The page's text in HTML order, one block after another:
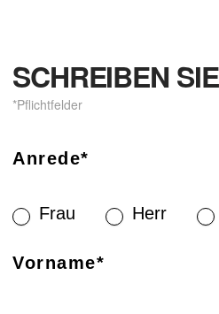
SCHREIBEN
*Pflichtfelder
Anrede*
Frau Herr
Vorname*